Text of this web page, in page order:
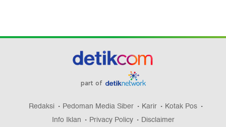
part of
Redaksi Pedoman Media Siber Karir
Kotak Pos
Info Iklan
Privacy Policy Disclaimer